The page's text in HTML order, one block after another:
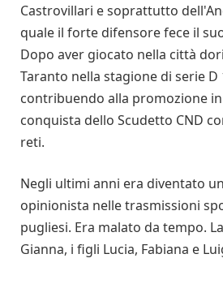
Castrovillari e soprattutto
quale il forte difensore fece il
Dopo aver giocato nella città
Taranto nella stagione di serie D
contribuendo alla promozione in
conquista dello Scudetto CND
reti.
Negli ultimi anni era diventato
opinionista nelle trasmissioni
pugliesi. Era malato da tempo.
Gianna, i figli Lucia, Fabiana e